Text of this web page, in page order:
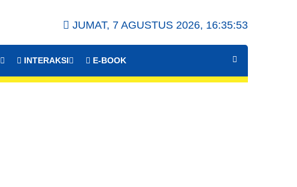
JUMAT, 7 AGUSTUS 2026, 16:35:54
INTERAKSI E-BOOK